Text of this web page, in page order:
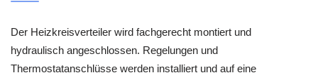
Der Heizkreisverteiler wird fachgerecht montiert und
hydraulisch angeschlossen. Regelungen und
Thermostatanschlüsse werden installiert und auf eine